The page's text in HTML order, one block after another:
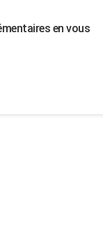
en vous